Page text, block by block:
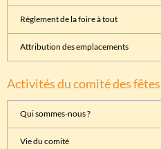
Règlement de la foire à tout
Attribution des emplacements
Activités du comité des
Qui sommes-nous ?
Vie du comité